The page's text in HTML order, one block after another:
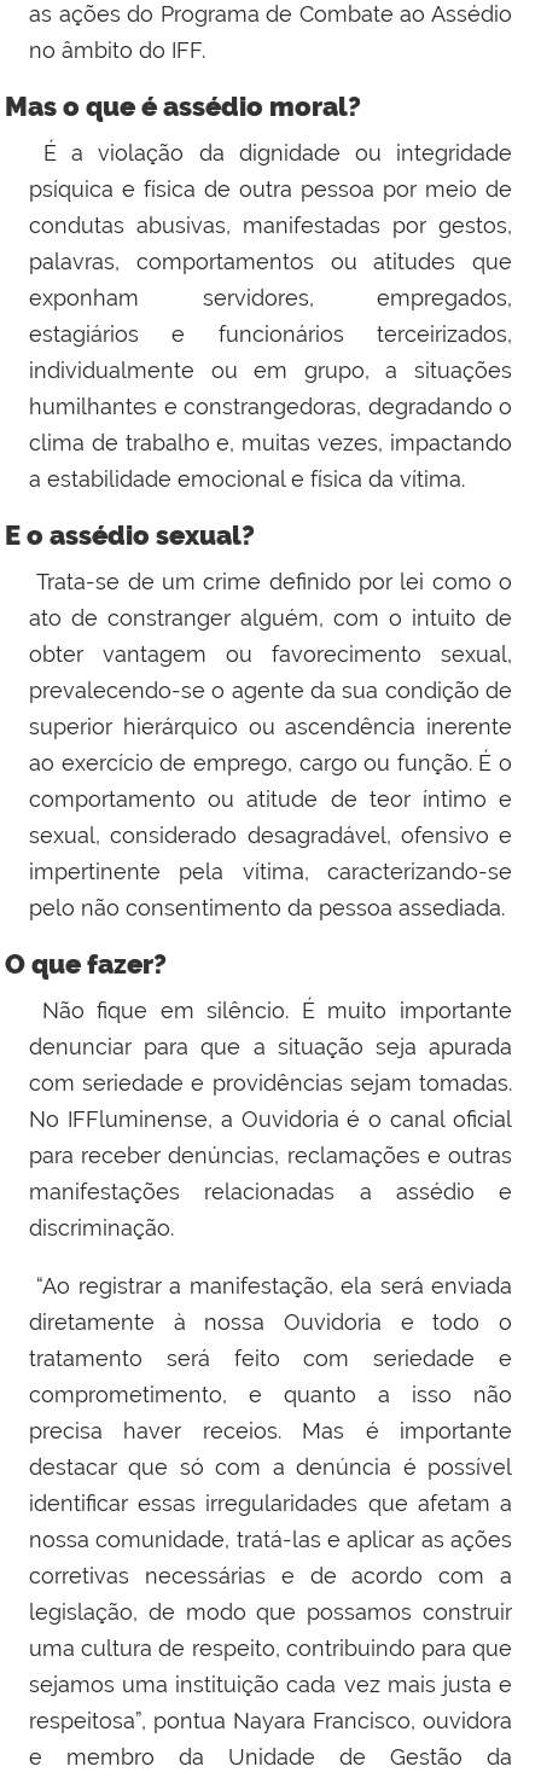
as ações do Programa de Combate ao Assédio
no âmbito do IFF.
Mas o que é assédio moral?
É a violação da dignidade ou integridade
psíquica e física de outra pessoa por meio de
condutas abusivas, manifestadas por gestos,
palavras, comportamentos ou atitudes que
exponham servidores, empregados,
estagiários e funcionários terceirizados,
individualmente ou em grupo, a situações
humilhantes e constrangedoras, degradando o
clima de trabalho e, muitas vezes, impactando
a estabilidade emocional e física da vítima.
E o assédio sexual?
Trata-se de um crime definido por lei como o
ato de constranger alguém, com o intuito de
obter vantagem ou favorecimento sexual,
prevalecendo-se o agente da sua condição de
superior hierárquico ou ascendência inerente
ao exercício de emprego, cargo ou função. É o
comportamento ou atitude de teor íntimo e
sexual, considerado desagradável, ofensivo e
impertinente pela vítima, caracterizando-se
pelo não consentimento da pessoa assediada.
O que fazer?
Não fique em silêncio. É muito importante
denunciar para que a situação seja apurada
com seriedade e providências sejam tomadas.
No IFFluminense, a Ouvidoria é o canal oficial
para receber denúncias, reclamações e outras
manifestações relacionadas a assédio e
discriminação.
“Ao registrar a manifestação, ela será enviada
diretamente à nossa Ouvidoria e todo o
tratamento será feito com seriedade e
comprometimento, e quanto a isso não
precisa haver receios. Mas é importante
destacar que só com a denúncia é possível
identificar essas irregularidades que afetam a
nossa comunidade, tratá-las e aplicar as ações
corretivas necessárias e de acordo com a
legislação, de modo que possamos construir
uma cultura de respeito, contribuindo para que
sejamos uma instituição cada vez mais justa e
respeitosa”, pontua Nayara Francisco, ouvidora
e membro da Unidade de Gestão da